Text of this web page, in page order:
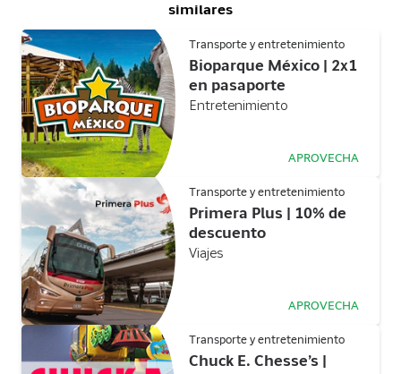
similares
Transporte y entretenimiento
Bioparque México | 2x1
en pasaporte
Entretenimiento
APROVECHA
Transporte y entretenimiento
Primera Plus | 10% de
descuento
Viajes
APROVECHA
Transporte y entretenimiento
Chuck E. Chesse’s |